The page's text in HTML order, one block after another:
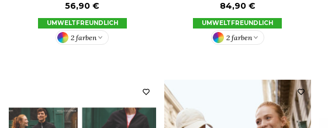
56,90 €
UMWELTFREUNDLICH
2 farben
84,90 €
UMWELTFREUNDLICH
2 farben